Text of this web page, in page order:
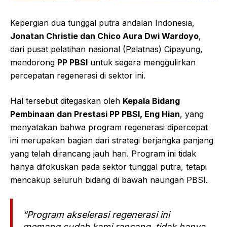
Kepergian dua tunggal putra andalan Indonesia,
Jonatan Christie dan Chico Aura Dwi Wardoyo,
dari pusat pelatihan nasional (Pelatnas) Cipayung,
mendorong PP PBSI untuk segera menggulirkan
percepatan regenerasi di sektor ini.
Hal tersebut ditegaskan oleh Kepala Bidang
Pembinaan dan Prestasi PP PBSI, Eng Hian, yang
menyatakan bahwa program regenerasi dipercepat
ini merupakan bagian dari strategi berjangka panjang
yang telah dirancang jauh hari. Program ini tidak
hanya difokuskan pada sektor tunggal putra, tetapi
mencakup seluruh bidang di bawah naungan PBSI.
“Program akselerasi regenerasi ini